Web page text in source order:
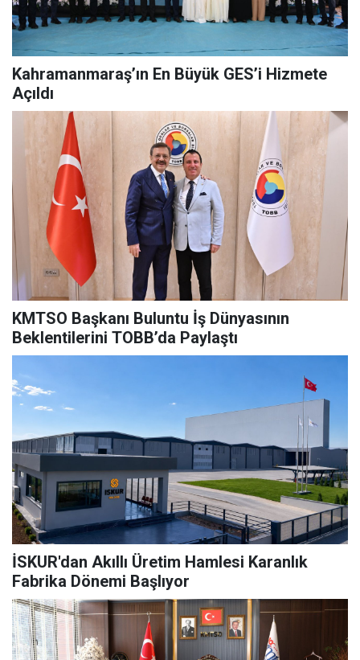
Kahramanmaraş’ın En Büyük GES’i Hizmete
Açıldı
KMTSO Başkanı Buluntu İş Dünyasının
Beklentilerini TOBB’da Paylaştı
İSKUR'dan Akıllı Üretim Hamlesi Karanlık
Fabrika Dönemi Başlıyor